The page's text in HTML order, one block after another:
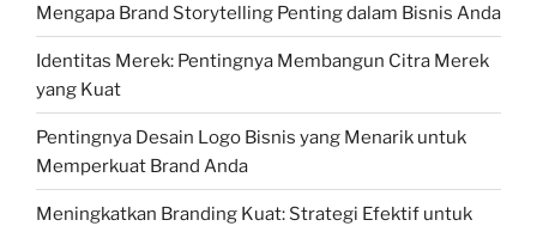
Mengapa Brand Storytelling Penting dalam Bisnis Anda
Identitas Merek: Pentingnya Membangun Citra Merek
yang Kuat
Pentingnya Desain Logo Bisnis yang Menarik untuk
Memperkuat Brand Anda
Meningkatkan Branding Kuat: Strategi Efektif untuk